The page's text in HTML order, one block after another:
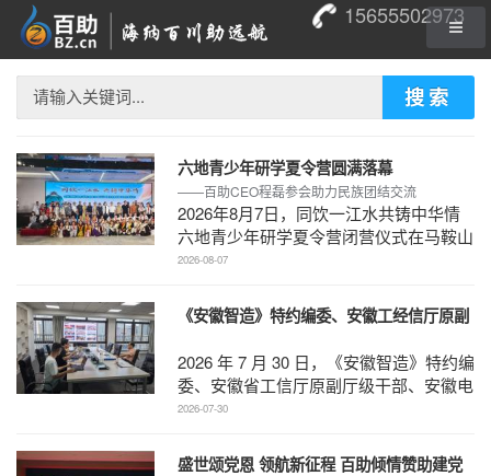
15655502973
搜索
六地青少年研学夏令营圆满落幕
——百助CEO程磊参会助力民族团结交流
2026年8月7日，同饮一江水共铸中华情
六地青少年研学夏令营闭营仪式在马鞍山
南湖宾馆江东厅顺利举办，百助CEO、
2026-08-07
《安徽智造》特约编委、安徽工经信厅原副
委书记石象斌莅临百助考察交流
2026 年 7 月 30 日，《安徽智造》特约编
委、安徽省工信厅原副厅级干部、安徽电
子信息职业技术学院原党委书记石象斌莅
2026-07-30
盛世颂党恩 领航新征程 百助倾情赞助建党